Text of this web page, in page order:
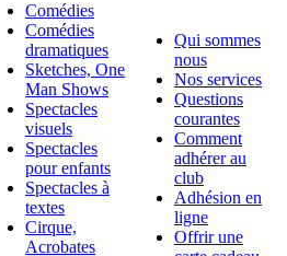
Comédies
Comédies
dramatiques
Sketches, One
Man Shows
Spectacles
visuels
Spectacles
pour enfants
Spectacles à
textes
Cirque,
Acrobates
Qui sommes
nous
Nos services
Questions
courantes
Comment
adhérer au
club
Adhésion en
ligne
Offrir une